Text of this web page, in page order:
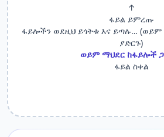
↑
ፋይል ይምረጡ
ፋይሎችን ወደዚህ ይጎትቱ እና ይጣሉ…
ያድርጉ)
ወይም ማህደር ከፋይሎች
ፋይል ስቀል